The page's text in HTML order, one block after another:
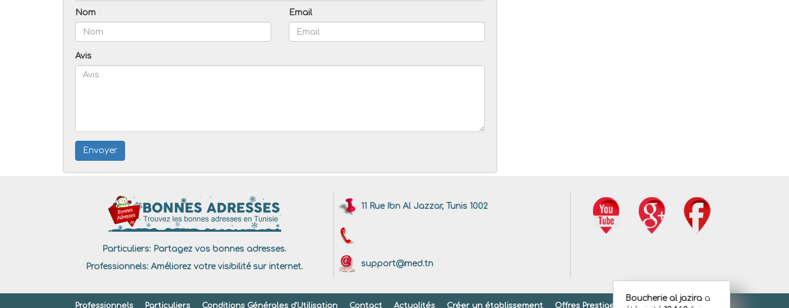
Boucherie al jazira a
Nom Email
Avis
Envoyer
Particuliers:Partagez vos bonnes adresses.
Professionnels:Améliorez votre visibilité sur internet.
11 Rue Ibn Al Jazzar, Tunis 1002
support@med.tn
Professionnels Particuliers Conditions Générales d'Utilisation Contact Actualités Créer un établissement Offres Prestiges Offres Gold